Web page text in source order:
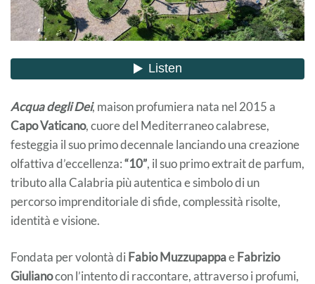
Acqua degli Dei, maison profumiera nata nel 2015 a
Capo Vaticano, cuore del Mediterraneo calabrese,
festeggia il suo primo decennale lanciando una creazione
olfattiva d’eccellenza:“10”, il suo primo extrait de parfum,
tributo alla Calabria più autentica e simbolo di un
percorso imprenditoriale di sfide, complessità risolte,
identità e visione.
Fondata per volontà di Fabio MuzzupappaeFabrizio
Giulianocon l’intento di raccontare, attraverso i profumi,